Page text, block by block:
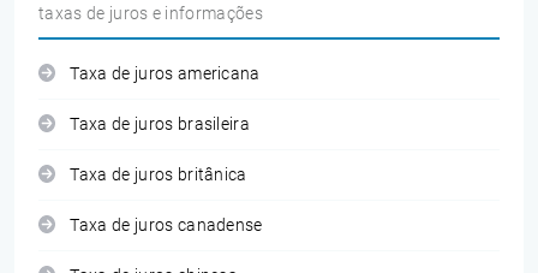
taxas de juros e informações
Taxa de juros americana
Taxa de juros brasileira
Taxa de juros britânica
Taxa de juros canadense